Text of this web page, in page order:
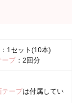
1セット(10本)
ープ：2回分
テープは付属してい